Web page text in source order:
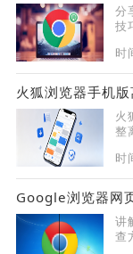
分
技
时
火狐浏览器手机
火
整
览
载
时
Google浏览器网
讲
查